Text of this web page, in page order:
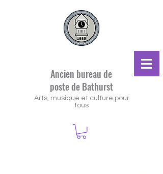
Ancien bureau de
poste de Bathurst
Arts, musique et culture pour
tous